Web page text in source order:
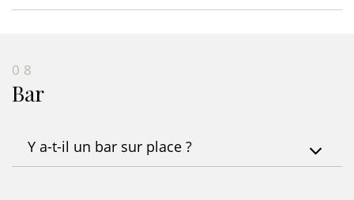
08
Bar
Y a-t-il un bar sur place ?